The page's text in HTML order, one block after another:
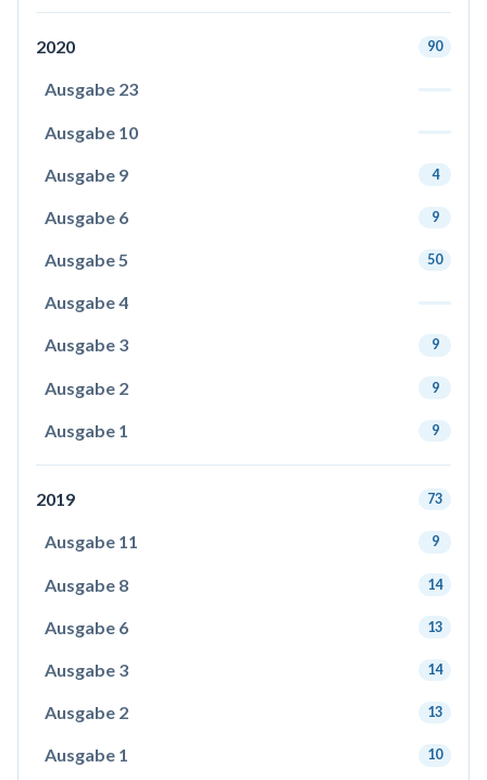
2020 90
Ausgabe 23
Ausgabe 10
Ausgabe 9 4
Ausgabe 6 9
Ausgabe 5 50
Ausgabe 4
Ausgabe 3 9
Ausgabe 2 9
Ausgabe 1 9
2019 73
Ausgabe 11 9
Ausgabe 8 14
Ausgabe 6 13
Ausgabe 3 14
Ausgabe 2 13
Ausgabe 1 10